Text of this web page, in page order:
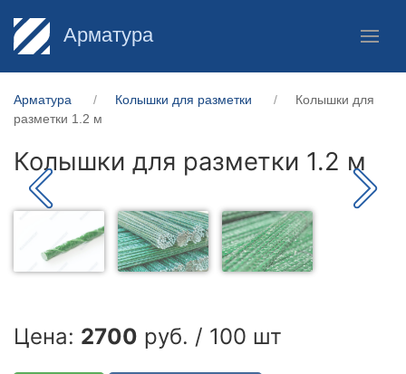
Арматура
Арматура Колышки для разметки
Колышки для
разметки 1.2 м
Колышки для разметки 1.2 м
Цена: 2700 руб. / 100 шт